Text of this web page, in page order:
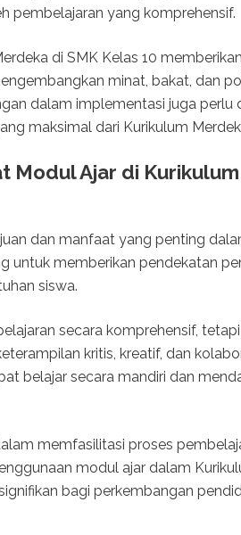
pembelajaran yang komprehensif.
di SMK Kelas 10 memberikan
minat, bakat, dan
dalam implementasi juga perlu
maksimal dari Kurikulum
Modul Ajar di Kurikulum
dan manfaat yang penting
untuk memberikan pendekatan
siswa.
secara komprehensif,
kritis, kreatif, dan
belajar secara mandiri dan
memfasilitasi proses
modul ajar dalam
bagi perkembangan